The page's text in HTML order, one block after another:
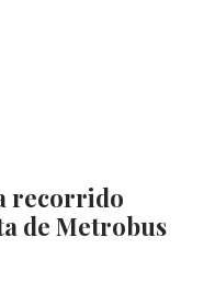
recorrido
de Metrobus